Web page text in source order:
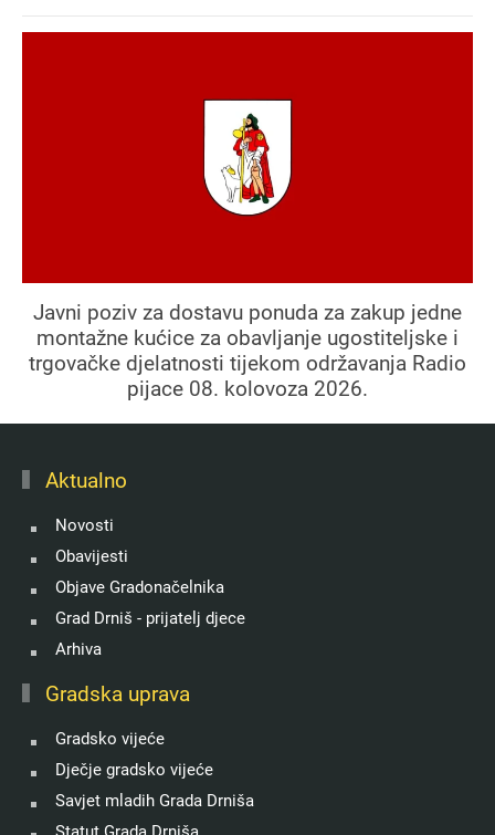
Javni poziv za dostavu ponuda za zakup jedne
montažne kućice za obavljanje ugostiteljske i
trgovačke djelatnosti tijekom održavanja Radio
pijace 08. kolovoza 2026.
Aktualno
Novosti
Obavijesti
Objave Gradonačelnika
Grad Drniš - prijatelj djece
Arhiva
Gradska uprava
Gradsko vijeće
Dječje gradsko vijeće
Savjet mladih Grada Drniša